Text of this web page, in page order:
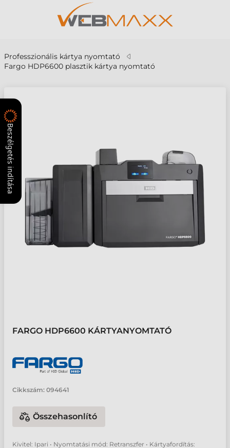
Professzionális kártya nyomtató
Fargo HDP6600 plasztik kártya nyomtató
FARGO HDP6600 KÁRTYANYOMTATÓ
Cikkszám: 094641
Összehasonlító
Kivitel: Ipari • Nyomtatási mód: Retranszfer • Kártyafordítás:
Beszélgetés indítása